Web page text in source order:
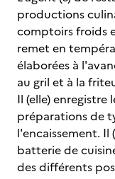
productions
comptoirs froids
remet en
élaborées à
au gril et à la
Il (elle)
préparations de
l'encaissement. Il
batterie de
des différents